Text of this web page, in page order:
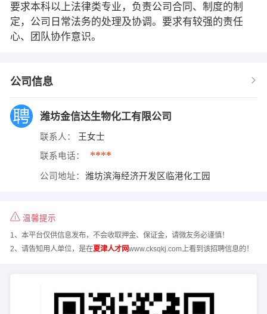
要求本科以上法律类专业，负责公司合同、制度的制
定，公司日常法务的处理及协调。要求有较强的责任
心、团队协作意识。
公司信息
潍坊金信达生物化工有限公司
联系人： 王女士
联系电话： ****
公司地址： 潍坊滨海经济开发区临港化工园
温馨提示
1、本平台仅供信息发布，不会收取押金、保证金，请微友务必谨慎！
2、请告知用人单位，是在夏津人才网www.cksqkj.com上看到该招聘信息的！